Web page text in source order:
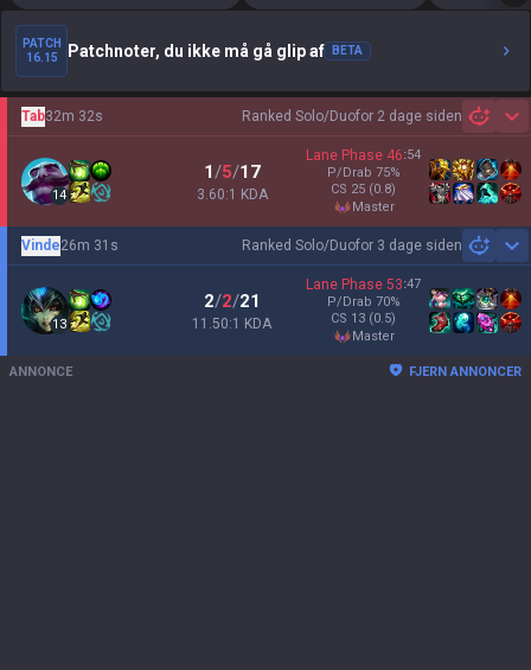
PATCH
16.15
Patchnoter, du ikke må gå glip af BETA
Ranked Solo/Duofor 2 dage siden
Tab32m 32s
14
1/5/17
3.60:1 KDA
Lane Phase 46:54
P/Drab 75%
CS 25 (0.8)
master
Ranked Solo/Duofor 3 dage siden
Vinde26m 31s
13
2/2/21
11.50:1 KDA
Lane Phase 53:47
P/Drab 70%
CS 13 (0.5)
master
ANNONCE FJERN ANNONCER